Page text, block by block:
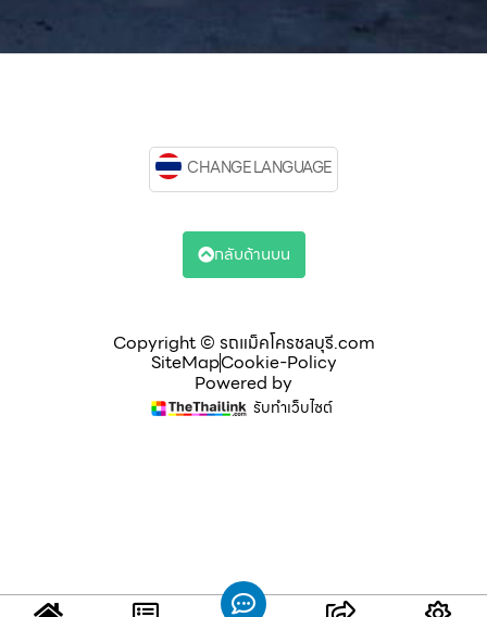
Copyright © รถแม็คโครชลบุรี.com
SiteMapCookie-Policy
Powered by
รับทำเว็บไซต์
CHANGE LANGUAGE
กลับด้านบน